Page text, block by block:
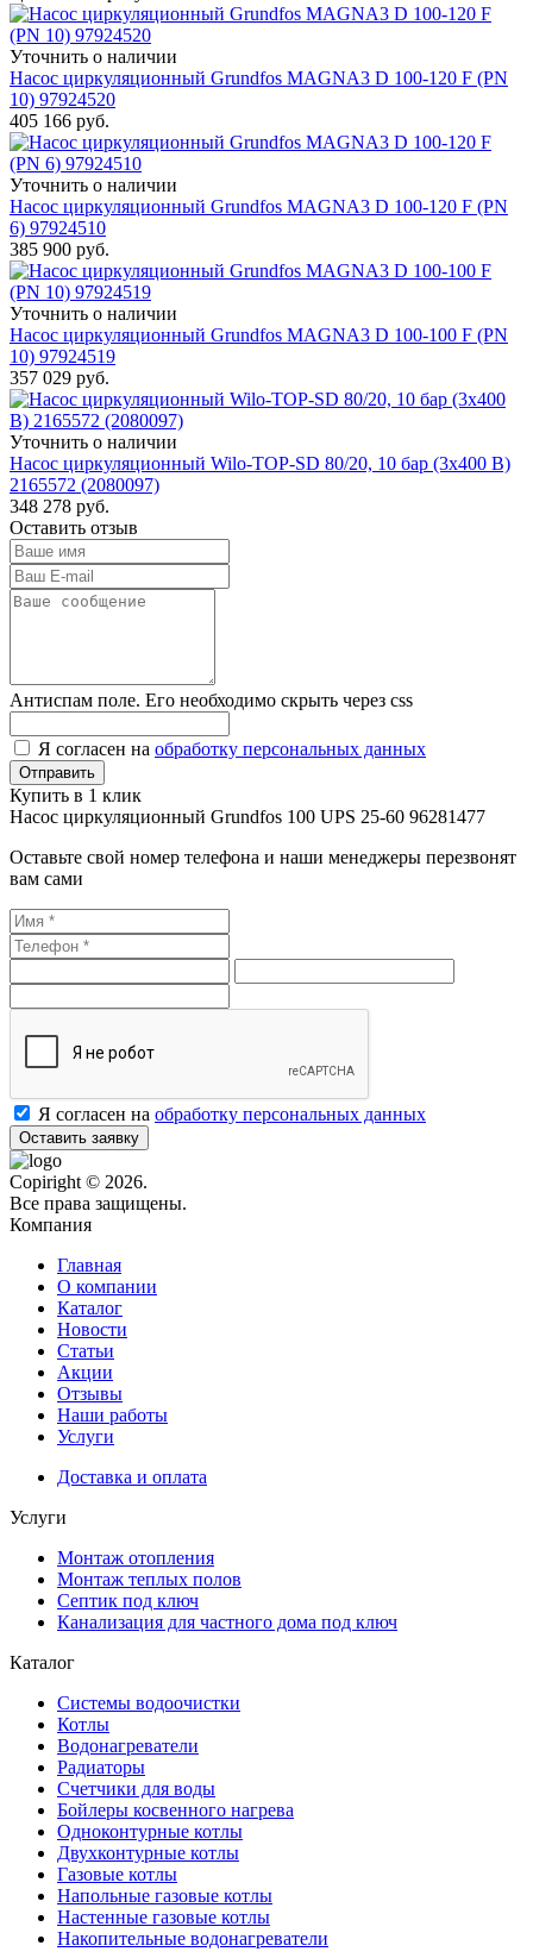
Уточнить о наличии
Насос циркуляционный Grundfos MAGNA3 D 100-120 F (PN
10) 97924520
405 166 руб.
Уточнить о наличии
Насос циркуляционный Grundfos MAGNA3 D 100-120 F (PN
6) 97924510
385 900 руб.
Уточнить о наличии
Насос циркуляционный Grundfos MAGNA3 D 100-100 F (PN
10) 97924519
357 029 руб.
Уточнить о наличии
Насос циркуляционный Wilo-TOP-SD 80/20, 10 бар (3x400 В)
2165572 (2080097)
348 278 руб.
Оставить отзыв
Антиспам поле. Его необходимо скрыть через css
Я согласен на обработку персональных данных
Купить в 1 клик
Насос циркуляционный Grundfos 100 UPS 25-60 96281477
Оставьте свой номер телефона и наши менеджеры перезвонят
вам сами
Я согласен на обработку персональных данных
Оставить заявку
Copiright © 2026.
Все права защищены.
Компания
Главная
О компании
Каталог
Новости
Статьи
Акции
Отзывы
Наши работы
Услуги
Доставка и оплата
Услуги
Монтаж отопления
Монтаж теплых полов
Септик под ключ
Канализация для частного дома под ключ
Каталог
Системы водоочистки
Котлы
Водонагреватели
Радиаторы
Cчетчики для воды
Бойлеры косвенного нагрева
Одноконтурные котлы
Двухконтурные котлы
Газовые котлы
Напольные газовые котлы
Настенные газовые котлы
Накопительные водонагреватели